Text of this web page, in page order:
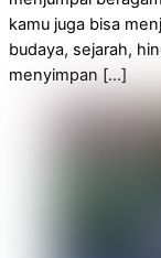
kamu juga bisa
budaya, sejarah,
menyimpan […]